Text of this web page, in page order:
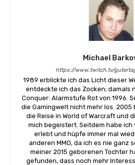
Michael
https://www.twitch.tv/
1989 erblickte ich das Licht dieser
entdeckte ich das Zocken; damals
Conquer: Alarmstufe Rot von 1996.
die Gamingwelt nicht mehr los. 2005
die Reise in World of Warcraft und
mich begeistert. Seitdem habe ich
erlebt und hüpfe immer mal
anderen MMO, da ich es nie ganz
meiner 2015 geborenen Tochter
gefunden, dass noch mehr